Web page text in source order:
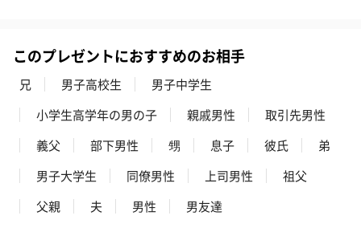
このプレゼントにおすすめのお相手
兄 男子高校生
男子中学生
小学生高学年の男の子
親戚男性
取引先男性
義父
部下男性 甥 息子 彼氏
弟
男子大学生
同僚男性 上司男性
祖父
父親
夫 男性 男友達